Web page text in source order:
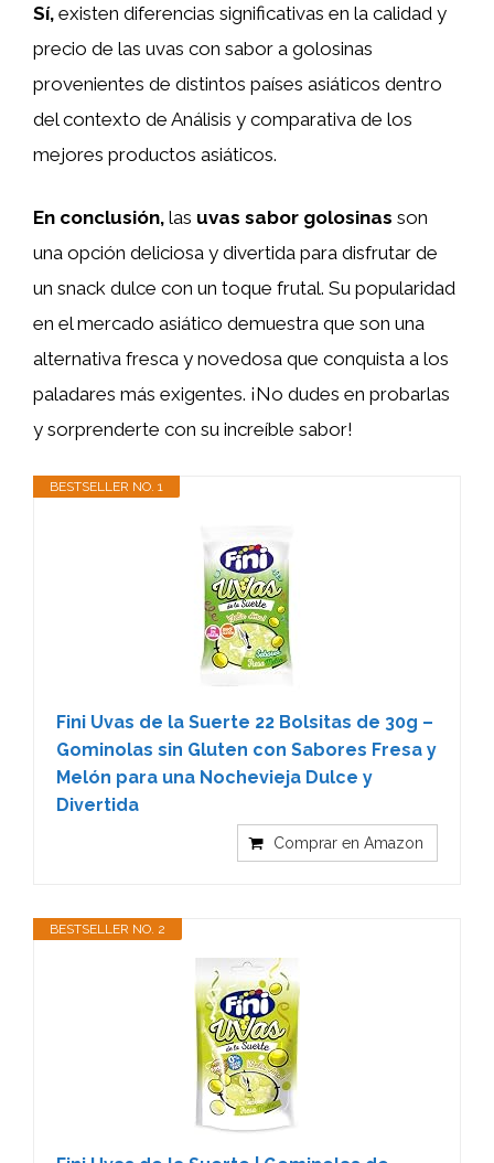
Sí, existen diferencias significativas en la calidad y
precio de las uvas con sabor a golosinas
provenientes de distintos países asiáticos dentro
del contexto de Análisis y comparativa de los
mejores productos asiáticos.
En conclusión, las uvas sabor golosinas son
una opción deliciosa y divertida para disfrutar de
un snack dulce con un toque frutal. Su popularidad
en el mercado asiático demuestra que son una
alternativa fresca y novedosa que conquista a los
paladares más exigentes. ¡No dudes en probarlas
y sorprenderte con su increíble sabor!
BESTSELLER NO. 1
Fini Uvas de la Suerte 22 Bolsitas de 30g –
Gominolas sin Gluten con Sabores Fresa y
Melón para una Nochevieja Dulce y
Divertida
Comprar en Amazon
BESTSELLER NO. 2